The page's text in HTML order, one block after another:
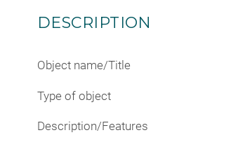
DESCRIPTION
Object name/Title
Type of object
Description/Features